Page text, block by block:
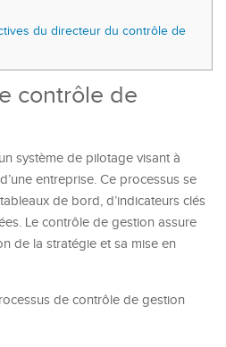
du directeur du contrôle de
contrôle de
système de pilotage visant à
entreprise. Ce processus se
de bord, d’indicateurs clés
Le contrôle de gestion assure
de la stratégie et sa mise en
de contrôle de gestion